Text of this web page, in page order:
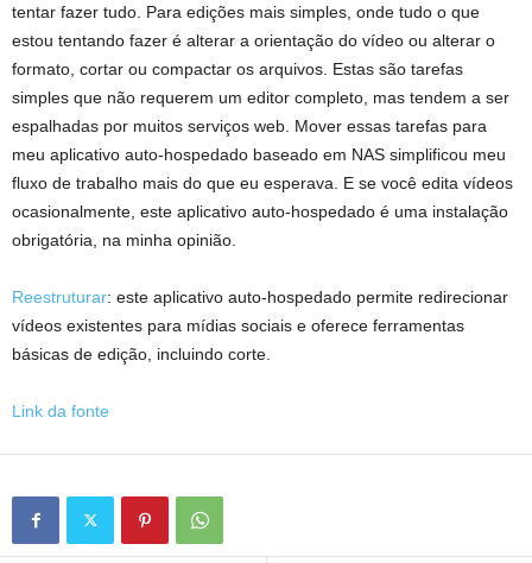
tentar fazer tudo. Para edições mais simples, onde tudo o que
estou tentando fazer é alterar a orientação do vídeo ou alterar o
formato, cortar ou compactar os arquivos. Estas são tarefas
simples que não requerem um editor completo, mas tendem a ser
espalhadas por muitos serviços web. Mover essas tarefas para
meu aplicativo auto-hospedado baseado em NAS simplificou meu
fluxo de trabalho mais do que eu esperava. E se você edita vídeos
ocasionalmente, este aplicativo auto-hospedado é uma instalação
obrigatória, na minha opinião.
Reestruturar: este aplicativo auto-hospedado permite redirecionar
vídeos existentes para mídias sociais e oferece ferramentas
básicas de edição, incluindo corte.
Link da fonte